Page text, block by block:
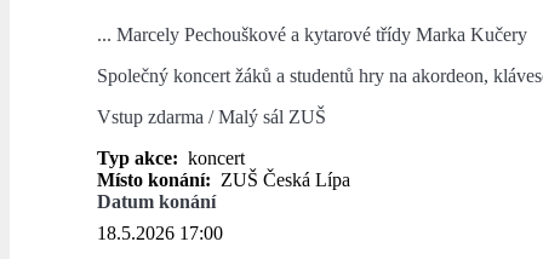
... Marcely Pechouškové a kytarové třídy Marka Kučery
Společný koncert žáků a studentů hry na akordeon,
Vstup zdarma / Malý sál ZUŠ
Typ akce: koncert
Místo konání: ZUŠ Česká Lípa
Datum konání
18.5.2026 17:00